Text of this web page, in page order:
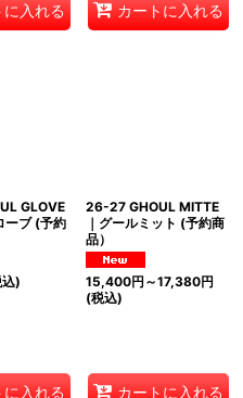
に入れる カートに入れる
GLOVE
ーブ (予約
)
に入れる
26-27 GHOUL MITTE
｜グールミット (予約商
品）
15,400円 ～17,380円
(税込)
カートに入れる